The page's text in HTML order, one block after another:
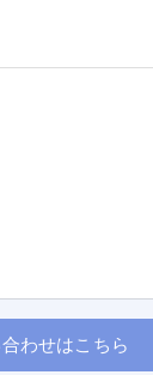
わせはこちら